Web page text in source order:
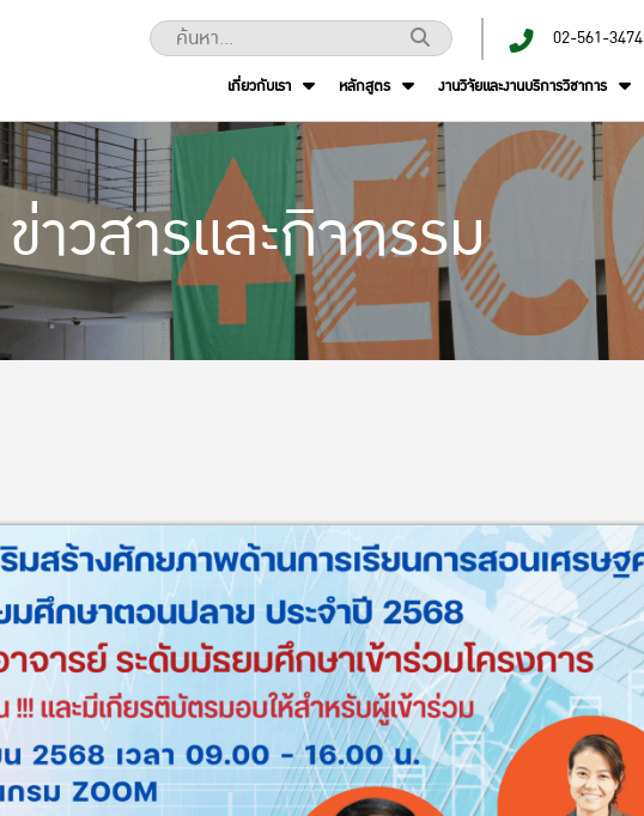
02-561-3474
เกี่ยวกับเรา
หลักสูตร งานวิจัยและงานบริการวิชาการ
ข่าวสารและกิจกรรม